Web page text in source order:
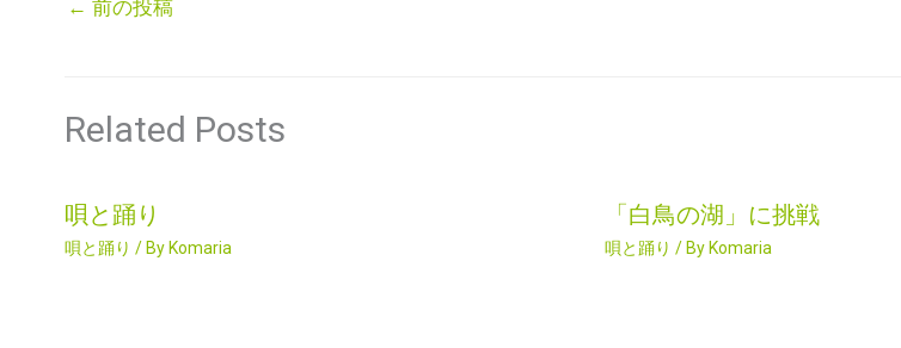
← 前の投稿
Related Posts
唄と踊り
唄と踊り / By Komaria
「白鳥の湖」に挑戦
唄と踊り / By Komaria